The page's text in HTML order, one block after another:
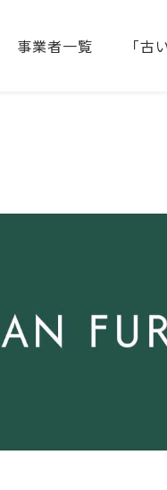
事業者一覧 「古